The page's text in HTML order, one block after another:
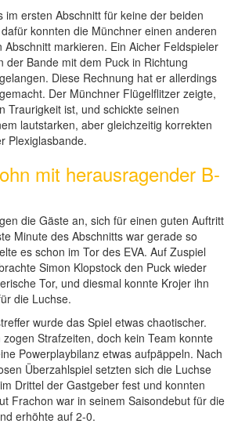
im ersten Abschnitt für keine der beiden
konnten die Münchner einen anderen
Abschnitt markieren. Ein Aicher Feldspieler
der Bande mit dem Puck in Richtung
Diese Rechnung hat er allerdings
Der Münchner Flügelflitzer zeigte,
Traurigkeit ist, und schickte seinen
lautstarken, aber gleichzeitig korrekten
Plexiglasbande.
mit herausragender B-
die Gäste an, sich für einen guten Auftritt
Minute des Abschnitts war gerade so
es schon im Tor des EVA. Auf Zuspiel
Simon Klopstock den Puck wieder
Tor, und diesmal konnte Krojer ihn
die Luchse.
wurde das Spiel etwas chaotischer.
Strafzeiten, doch kein Team konnte
Powerplaybilanz etwas aufpäppeln. Nach
Überzahlspiel setzten sich die Luchse
Drittel der Gastgeber fest und konnten
Frachon war in seinem Saisondebut für die
erhöhte auf 2-0.